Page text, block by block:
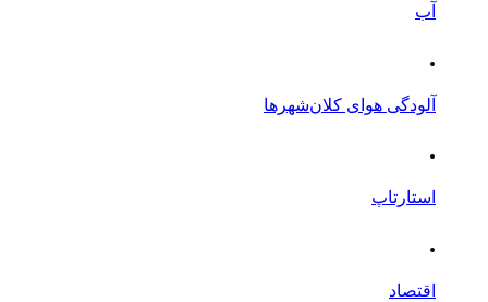
آب
.
آلودگی هوای کلان‌شهرها
.
استارتاپ
.
اقتصاد